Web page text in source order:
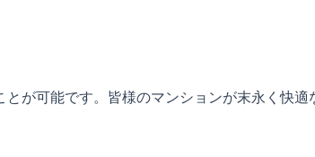
が可能です。皆様のマンションが末永く快適